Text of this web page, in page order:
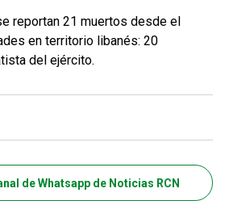
reportan 21 muertos desde el
en territorio libanés: 20
del ejército.
de Whatsapp de Noticias RCN